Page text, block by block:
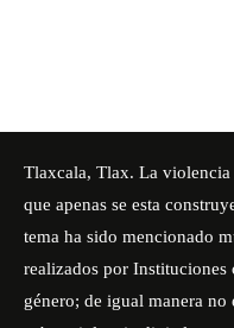
Tlaxcala, Tlax. La
que apenas se esta
tema ha sido mencionado
realizados por
género; de igual manera